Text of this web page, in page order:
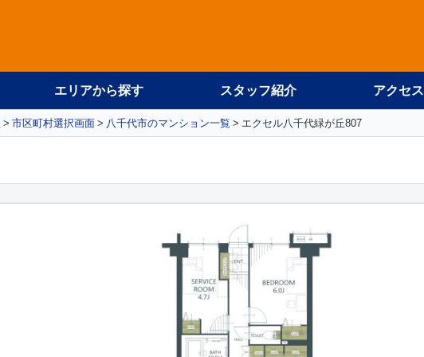
エリアから探す スタッフ紹介 アクセ
市区町村選択画面 八千代市のマンション一覧 エクセル八千代緑が丘807